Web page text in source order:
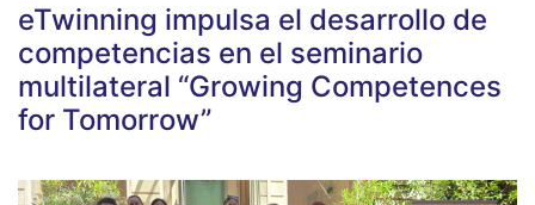
eTwinning impulsa el desarrollo de
competencias en el seminario
multilateral “Growing Competences
for Tomorrow”